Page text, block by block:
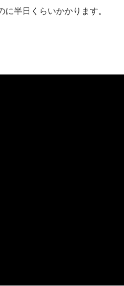
半日くらいかかります。